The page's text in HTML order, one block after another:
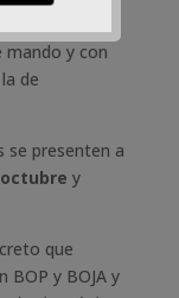
con
mando y con
de
se presenten a
y
que
BOP y BOJA y